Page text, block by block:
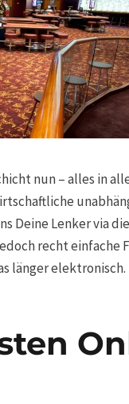
nun – alles in
Deine Lenker
recht
länger